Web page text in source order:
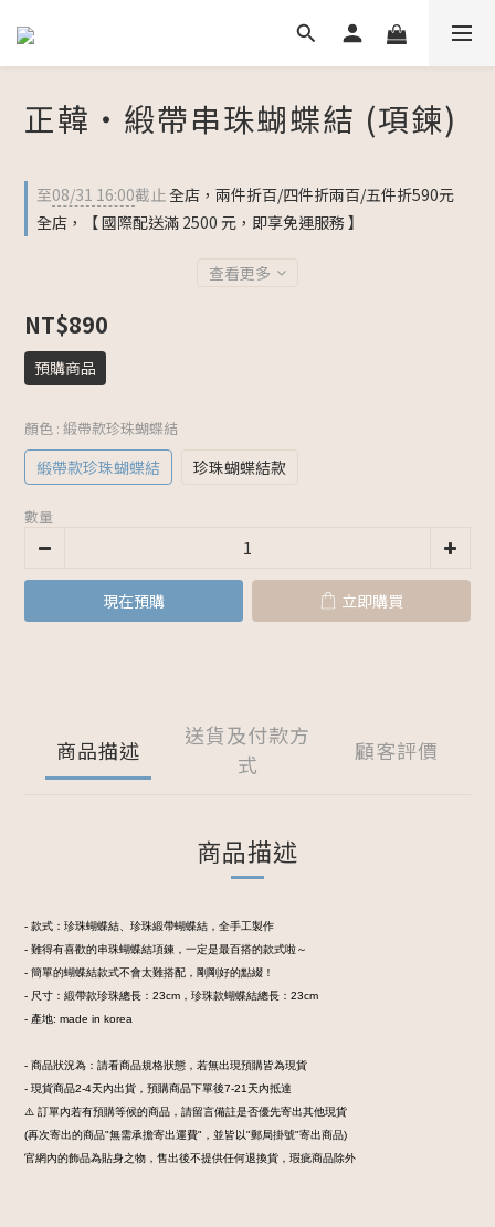
正韓・緞帶串珠蝴蝶結 (項鍊)
至08/31 16:00截止全店，兩件折百/四件折兩百/五件折590元
全店，【 國際配送滿 2500 元，即享免運服務 】
查看更多
NT$890
預購商品
顏色 : 緞帶款珍珠蝴蝶結
緞帶款珍珠蝴蝶結 珍珠蝴蝶結款
數量
現在預購 立即購買
商品描述
送貨及付款方
式
顧客評價
商品描述
- 款式：珍珠蝴蝶結、珍珠緞帶蝴蝶結，全手工製作
- 難得有喜歡的串珠蝴蝶結項鍊，一定是最百搭的款式啦～
- 簡單的蝴蝶結款式不會太難搭配，剛剛好的點綴！
- 尺寸：緞帶款珍珠總長：23cm，珍珠款蝴蝶結總長：23cm
- 產地: made in korea
- 商品狀況為：請看商品規格狀態，若無出現預購皆為現貨
- 現貨商品2-4天內出貨，預購商品下單後7-21天內抵達
⚠️ 訂單內若有預購等候的商品，請留言備註是否優先寄出其他現貨
(再次寄出的商品"無需承擔寄出運費"，並皆以"郵局掛號"寄出商品)
官網內的飾品為貼身之物，售出後不提供任何退換貨，瑕疵商品除外